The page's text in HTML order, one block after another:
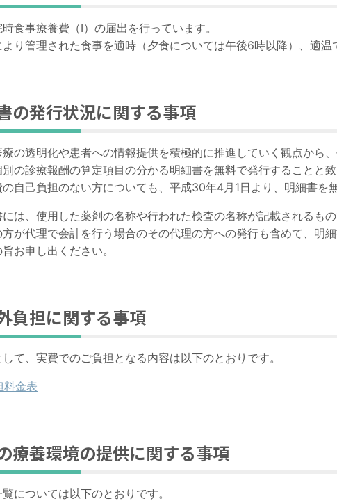
食事療養費（Ⅰ）の届出を行っています。
り管理された食事を適時（夕食については午後6時以降）、適温
の発行状況に関する事項
の透明化や患者への情報提供を積極的に推進していく観点から
の診療報酬の算定項目の分かる明細書を無料で発行することと
自己負担のない方についても、平成30年4月 1日より、明細書を
は、使用した薬剤の名称や行われた検査の名称が記載されるも
方が代理で会計を行う場合のその代理の方への発行も含めて、明
お申し出ください。
負担に関する事項
て、実費でのご負担となる内容は以下のとおりです。
料金表
療養環境の提供に関する事項
については以下のとおりです。